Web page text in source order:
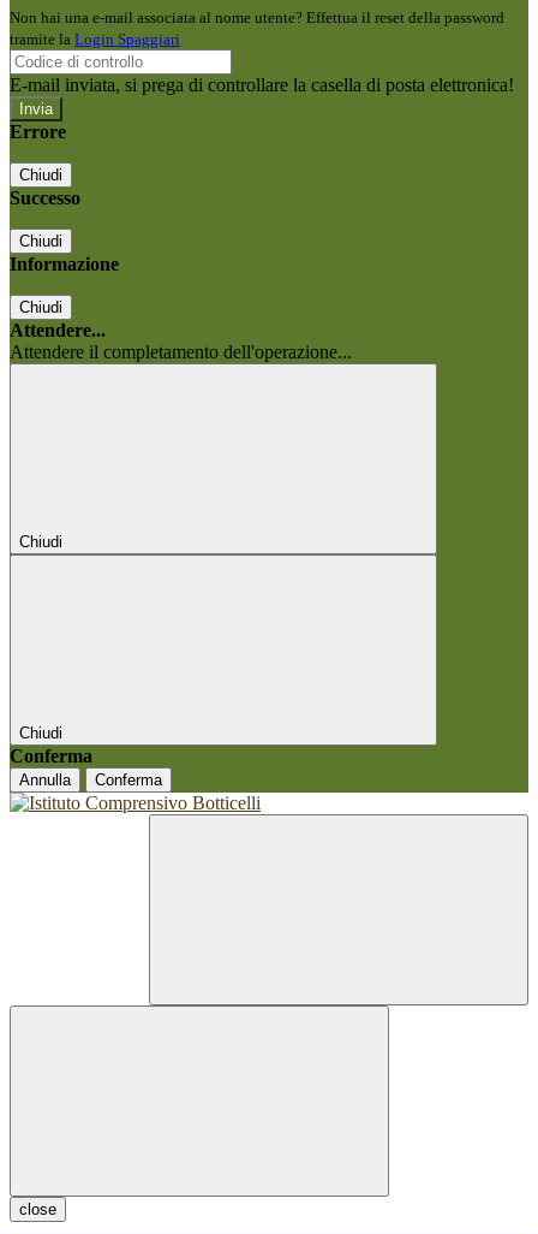
Non hai una e-mail associata al nome utente? Effettua il reset della password
tramite la Login Spaggiari
E-mail inviata, si prega di controllare la casella di posta elettronica!
Errore
Chiudi
Successo
Chiudi
Informazione
Chiudi
Attendere...
Attendere il completamento dell'operazione...
Chiudi
Chiudi
Conferma
Annulla Conferma
close